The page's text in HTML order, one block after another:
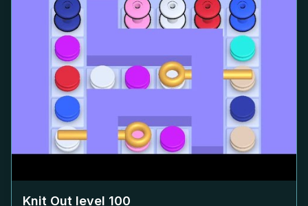
Knit Out level 100